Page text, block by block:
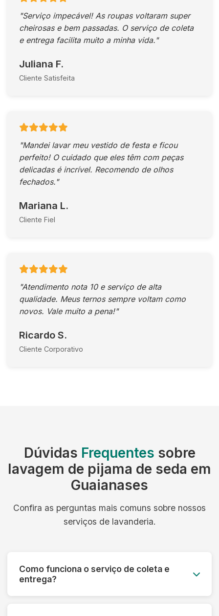
"Serviço impecável! As roupas voltaram super
cheirosas e bem passadas. O serviço de coleta
e entrega facilita muito a minha vida."
Juliana F.
Cliente Satisfeita
"Mandei lavar meu vestido de festa e ficou
perfeito! O cuidado que eles têm com peças
delicadas é incrível. Recomendo de olhos
fechados."
Mariana L.
Cliente Fiel
"Atendimento nota 10 e serviço de alta
qualidade. Meus ternos sempre voltam como
novos. Vale muito a pena!"
Ricardo S.
Cliente Corporativo
Dúvidas Frequentes sobre
lavagem de pijama de seda em
Guaianases
Confira as perguntas mais comuns sobre nossos
serviços de lavanderia.
Como funciona o serviço de coleta e
entrega?